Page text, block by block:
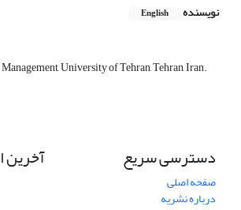
نویسنده English
University of Tehran, Tehran, Iran.
دسترسی سریع
صفحه اصلی
درباره نشریه
آخرین